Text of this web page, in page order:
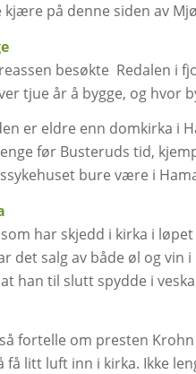
kjære på denne siden av
besøkte Redalen i
tjue år å bygge, og hvor
er eldre enn domkirka i
før Busteruds tid,
bure være i
har skjedd i kirka i
det salg av både øl og
han til slutt spydde i
fortelle om presten
få litt luft inn i kirka. Ikke